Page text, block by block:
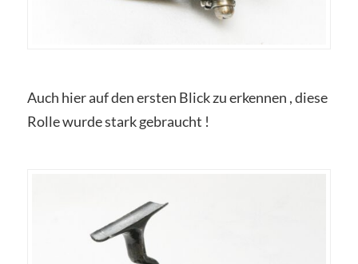
Auch hier auf den ersten Blick zu erkennen , diese
Rolle wurde stark gebraucht !